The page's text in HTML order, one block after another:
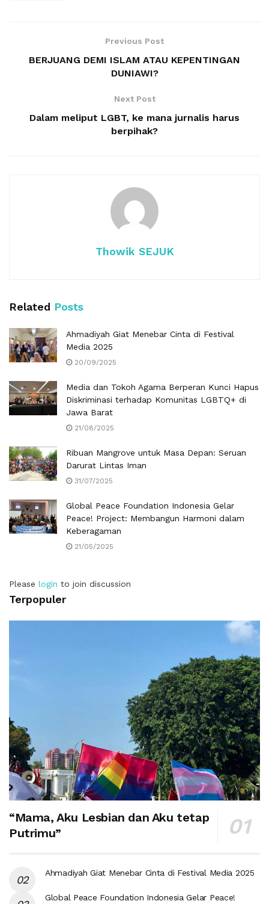
Previous Post
BERJUANG DEMI ISLAM ATAU KEPENTINGAN
DUNIAWI?
Next Post
Dalam meliput LGBT, ke mana jurnalis harus
berpihak?
Thowik SEJUK
Related Posts
Ahmadiyah Giat Menebar Cinta di Festival
Media 2025
20/09/2025
Media dan Tokoh Agama Berperan Kunci Hapus
Diskriminasi terhadap Komunitas LGBTQ+ di
Jawa Barat
21/08/2025
Ribuan Mangrove untuk Masa Depan: Seruan
Darurat Lintas Iman
31/07/2025
Global Peace Foundation Indonesia Gelar
Peace! Project: Membangun Harmoni dalam
Keberagaman
21/05/2025
Please login to join discussion
Terpopuler
“Mama, Aku Lesbian dan Aku tetap
Putrimu”
Ahmadiyah Giat Menebar Cinta di Festival Media 2025
Global Peace Foundation Indonesia Gelar Peace!